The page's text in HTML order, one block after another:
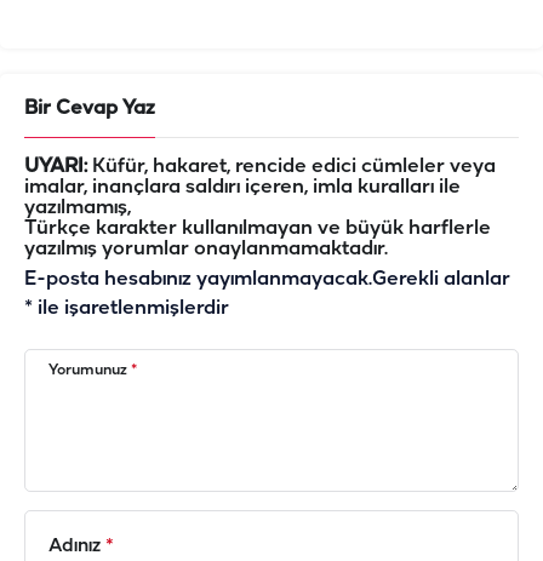
Bir Cevap Yaz
UYARI:Küfür, hakaret, rencide edici cümleler veya
imalar, inançlara saldırı içeren, imla kuralları ile
yazılmamış,
Türkçe karakter kullanılmayan ve büyük harflerle
yazılmış yorumlar onaylanmamaktadır.
E-posta hesabınız yayımlanmayacak.Gerekli alanlar
* ile işaretlenmişlerdir
Yorumunuz *
Adınız *